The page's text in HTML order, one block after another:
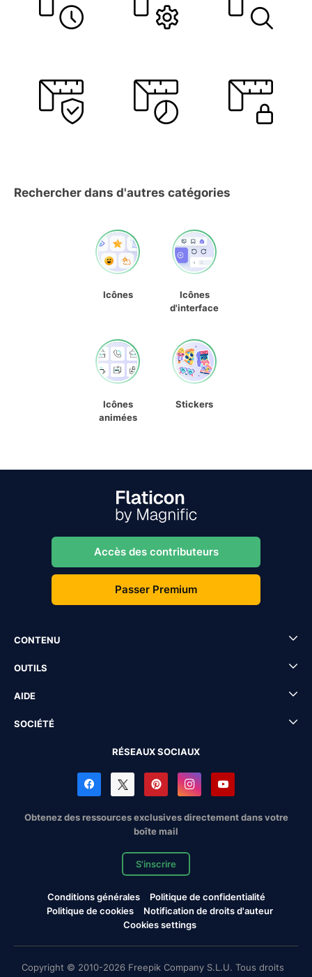
Rechercher dans d'autres catégories
Icônes
Icônes
d'interface
Icônes
animées
Stickers
Accès des contributeurs
Passer Premium
CONTENU
OUTILS
AIDE
SOCIÉTÉ
RÉSEAUX SOCIAUX
Obtenez des ressources exclusives directement dans votre
boîte mail
S'inscrire
Conditions générales
Politique de confidentialité
Politique de cookies
Notification de droits d'auteur
Cookies settings
Copyright © 2010-2026 Freepik Company S.L.U. Tous droits